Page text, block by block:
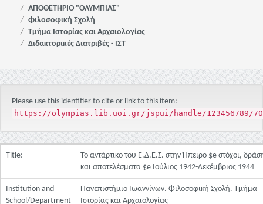
ΑΠΟΘΕΤΗΡΙΟ "ΟΛΥΜΠΙΑΣ"
Φιλοσοφική Σχολή
Τμήμα Ιστορίας και Αρχαιολογίας
Διδακτορικές Διατριβές - ΙΣΤ
Please use this identifier to cite or link to this item:
https://olympias.lib.uoi.gr/jspui/handle/123456789/
Title:
Το αντάρτικο του Ε.Δ.Ε.Σ. στην Ήπειρο $e στόχοι,
και αποτελέσματα $e Ιούλιος 1942-Δεκέμβριος 1944
Institution and
School/Department
Πανεπιστήμιο Ιωαννίνων. Φιλοσοφική Σχολή. Τμήμα
Ιστορίας και Αρχαιολογίας